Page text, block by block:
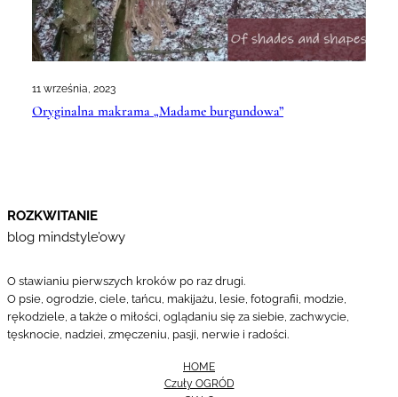
11 września, 2023
Oryginalna makrama „Madame burgundowa”
ROZKWITANIE
blog mindstyle’owy
O stawianiu pierwszych kroków po raz drugi.
O psie, ogrodzie, ciele, tańcu, makijażu, lesie, fotografii, modzie,
rękodziele, a także o miłości, oglądaniu się za siebie, zachwycie,
tęsknocie, nadziei, zmęczeniu, pasji, nerwie i radości.
HOME
Czuły OGRÓD